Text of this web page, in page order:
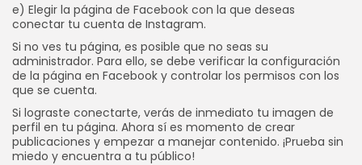
e) Elegir la página de Facebook con la que deseas
conectar tu cuenta de Instagram.
Si no ves tu página, es posible que no seas su
administrador. Para ello, se debe verificar la configuración
de la página en Facebook y controlar los permisos con los
que se cuenta.
Si lograste conectarte, verás de inmediato tu imagen de
perfil en tu página. Ahora sí es momento de crear
publicaciones y empezar a manejar contenido. ¡Prueba sin
miedo y encuentra a tu público!